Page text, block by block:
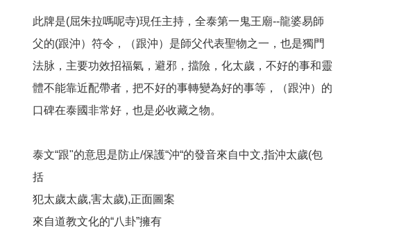
此牌是(屈朱拉嗎呢寺)現任主持，全泰第一鬼王廟--龍婆易師
父的(跟沖）符令，（跟沖）是師父代表聖物之一，也是獨門
法脉，主要功效招福氣，避邪，擋險，化太歲，不好的事和靈
體不能靠近配帶者，把不好的事轉變為好的事等，（跟沖）的
口碑在泰國非常好，也是必收藏之物。
泰文“跟"的意思是防止/保護“沖“的發音來自中文,指沖太歲(包
括
犯太歲太歲,害太歲),正面圖案
來自道教文化的“八卦”擁有